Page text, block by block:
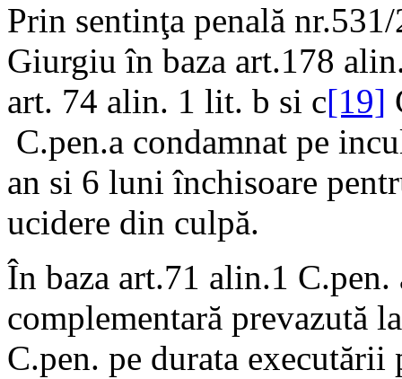
Prin sentinţa penală
Giurgiu în baza art.178
art. 74 alin. 1 lit. b si c[19]
C.pen.a condamnat pe
an si 6 luni închisoare
ucidere din culpă.
În baza art.71 alin.1
complementară prevazută
C.pen. pe durata executării